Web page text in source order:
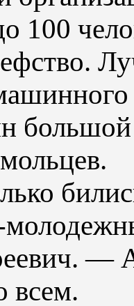
100
большой
—
всем.